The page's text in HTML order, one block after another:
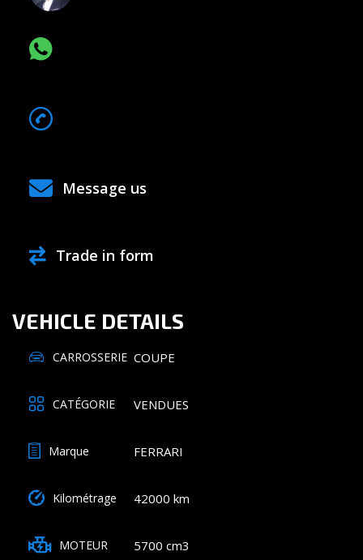
Message us
Trade in form
VEHICLE DETAILS
CARROSSERIE COUPE
CATÉGORIE VENDUES
Marque FERRARI
Kilométrage 42000 km
MOTEUR 5700 cm3